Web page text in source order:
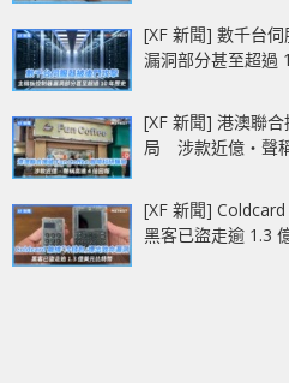
[XF 新聞] 數千台
漏洞部分甚至超過
[XF 新聞] 港澳聯
局 涉款近億‧聲
[XF 新聞]
黑客已盜走逾 1.3